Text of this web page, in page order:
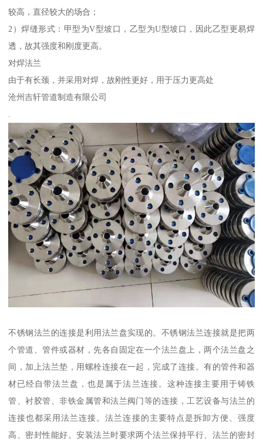
较高，直径较大的场合；
2）焊缝形式：甲型为V型坡口，乙型为U型坡口，因此乙型更易焊
透，故其强度和刚度更高。
对焊法兰
由于有长颈，并采用对焊，故刚性更好，用于压力更高处
沧州吉轩管道制造有限公司
不锈钢法兰的连接是利用法兰盘实现的。不锈钢法兰连接就是把两
个管道、管件或器材，先各自固定在一个法兰盘上，两个法兰盘之
间，加上法兰垫，用螺栓连接在一起，完成了连接。有的管件和器
材已经自带法兰盘，也是属于法兰连接。这种连接主要用于铸铁
管、衬胶管、非铁金属管和法兰阀门等的连接，工艺设备与法兰的
连接也都采用法兰连接。法兰连接的主要特点是拆卸方便、强度
高、密封性能好。安装法兰时要求两个法兰保持平行、法兰的密封